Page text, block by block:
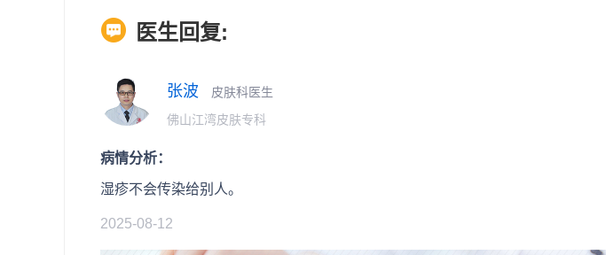
医生回复:
张波
皮肤科医生
佛山江湾皮肤专科
病情分析：
湿疹不会传染给别人。
2025-08-12